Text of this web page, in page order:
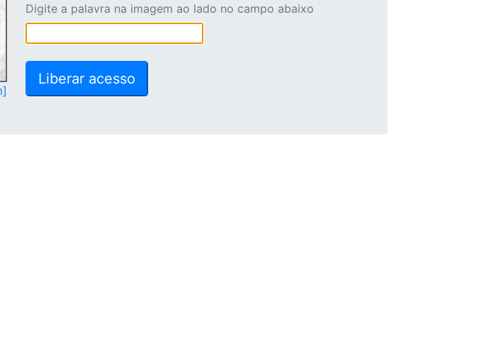
Digite a palavra na imagem ao lado no campo abaixo